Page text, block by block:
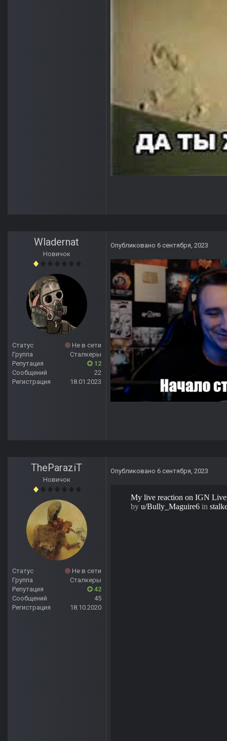
Wladernat
Новичок
Статус
Не в сети
Группа
Сталкеры
Репутация
12
Сообщений
22
Регистрация
18.01.2023
Опубликовано 6 сентября, 2023
TheParaziT
Новичок
Статус
Не в сети
Группа
Сталкеры
Репутация
42
Сообщений
45
Регистрация
18.10.2020
Опубликовано 6 сентября, 2023